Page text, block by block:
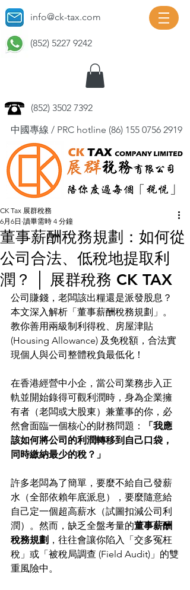
info@ck-tax.com
(852) 5227 9242
(852) 3502 7392
中國專線 / PRC hotline (86) 155 0756 2919
董事薪酬稅務規劃：如何從
公司合法、低稅地提取利
潤？ │ 展群稅務 CK TAX
CK Tax 展群稅務
6月6日 讀畢需時 4 分鐘
公司賺錢，老闆該出糧還是派發股息？
本文深入解析「董事薪酬稅務規劃」。
教你善用兩級制利得稅、房屋津貼
(Housing Allowance) 及免稅額，合法實
現個人與公司整體稅負最低化！
在香港經營中小企，當公司業務步入正
軌並開始錄得可觀利潤時，身為企業擁
有者（老闆或大股東）兼董事的你，必
然會面臨一個核心的財務問題：
「我應
該如何將公司的利潤轉移到自己口袋，
同時繳納最少的稅？」
許多老闆為了簡單，要麼不給自己發薪
水（全部依賴年底派息），要麼隨意給
自己定一個超高薪水（試圖扣減公司利
潤）。然而，缺乏全盤考量的董事薪酬
稅務規劃 ，往往會讓你陷入「交多冤枉
稅」或「被稅局調查 (Field Audit)」的雙
重風險中。